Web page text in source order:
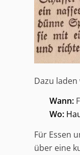
Dazu
Wann:
Wo:
Für Essen
über eine